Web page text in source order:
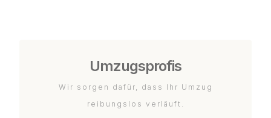
Umzugsprofis
Wir sorgen dafür, dass Ihr Umzug
reibungslos verläuft.